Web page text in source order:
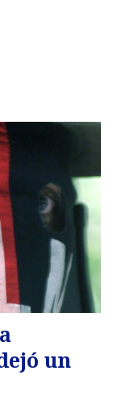
un